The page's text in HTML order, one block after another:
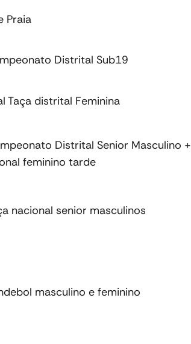
Praia
Distrital Sub19
Taça distrital Feminina
Distrital Senior Masculino +
feminino tarde
nacional senior masculinos
masculino e feminino